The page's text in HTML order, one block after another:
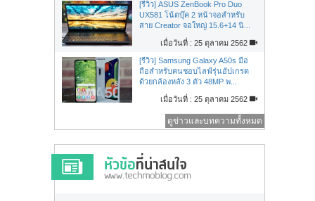
[รีวิว] ASUS ZenBook Pro Duo
UX581 โน้ตบุ๊ค 2 หน้าจอสำหรับ
สาย Creator จอใหญ่ 15.6+14 นิ...
เมื่อวันที่ : 25 ตุลาคม 2562
[รีวิว] Samsung Galaxy A50s มือ
ถือสำหรับคนชอบไลฟ์รุ่นอัปเกรด
ด้วยกล้องหลัง 3 ตัว 48MP พ...
เมื่อวันที่ : 25 ตุลาคม 2562
ดูข่าวและบทความทั้งหมด